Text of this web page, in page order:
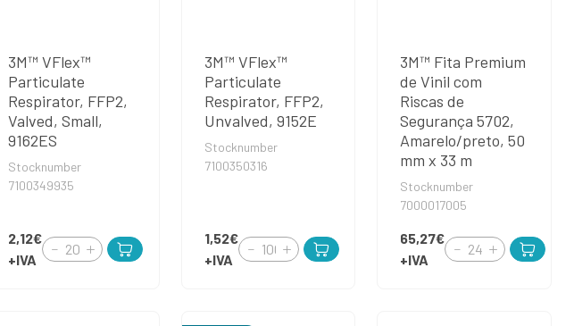
3M™ VFlex™
Particulate
Respirator, FFP2,
Valved, Small,
9162ES
Stocknumber
7100349935
2,12€
+IVA
3M™ VFlex™
Particulate
Respirator, FFP2,
Unvalved, 9152E
Stocknumber
7100350316
1,52€
+IVA
3M™ Fita Premium
de Vinil com
Riscas de
Segurança 5702,
Amarelo/preto, 50
mm x 33 m
Stocknumber
7000017005
65,27€
+IVA